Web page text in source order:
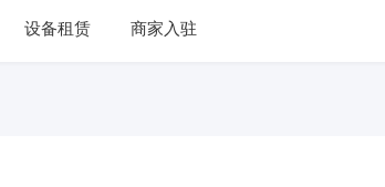
设备租赁 商家入驻